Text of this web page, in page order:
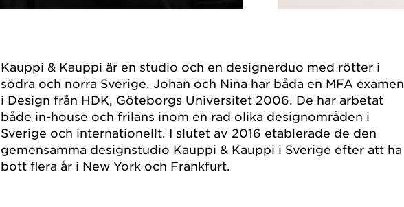
Kauppi & Kauppi är en studio och en designerduo med rötter i
södra och norra Sverige. Johan och Nina har båda en MFA examen
i Design från HDK, Göteborgs Universitet 2006. De har arbetat
både in-house och frilans inom en rad olika designområden i
Sverige och internationellt. I slutet av 2016 etablerade de den
gemensamma designstudio Kauppi & Kauppi i Sverige efter att ha
bott flera år i New York och Frankfurt.